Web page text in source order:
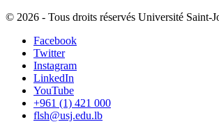
© 2026 - Tous droits réservés Université Saint-
Facebook
Twitter
Instagram
LinkedIn
YouTube
+961 (1) 421 000
flsh@usj.edu.lb